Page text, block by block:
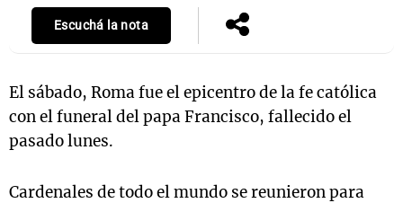
Escuchá la nota
El sábado, Roma fue el epicentro de la fe católica
con el funeral del papa Francisco, fallecido el
pasado lunes.
Cardenales de todo el mundo se reunieron para
Notas
Mundial 2026
Cadena 3